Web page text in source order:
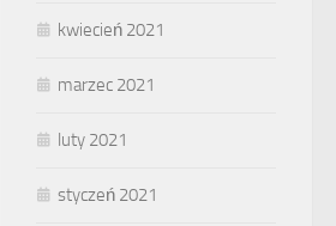
kwiecień 2021
marzec 2021
luty 2021
styczeń 2021